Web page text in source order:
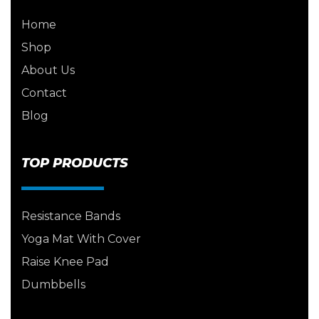
Home
Shop
About Us
Contact
Blog
TOP PRODUCTS
Resistance Bands
Yoga Mat With Cover
Raise Knee Pad
Dumbbells